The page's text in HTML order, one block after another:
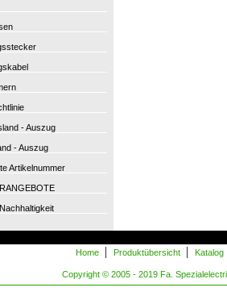
- Auszug
- Auszug
Artikelnummer
Home | Produktübersicht | Katalog
Copyright © 2005 - 2019 Fa.